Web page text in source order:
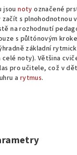
jsounoty označené
začít s plnohodnotnou
na rozhodnutí
s půltónovým
základní
noty). Většina
pro učitele, což v
a rytmus.